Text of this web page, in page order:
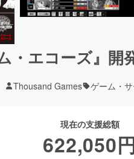
・エコーズ』
Thousand Games ゲーム・
現在の支援総額
622,050